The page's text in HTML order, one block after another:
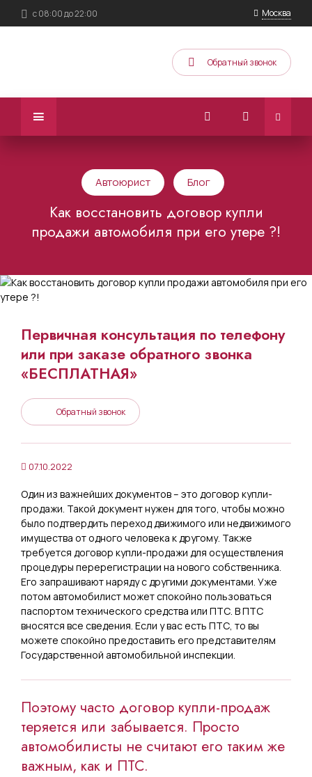
с 08:00 до 22:00 Москва
Обратный звонок
Автоюрист Блог
Как восстановить договор купли
продажи автомобиля при его утере ?!
Первичная консультация по телефону
или при заказе обратного звонка
«БЕСПЛАТНАЯ»
Обратный звонок
07.10.2022
Один из важнейших документов – это договор купли-
продажи. Такой документ нужен для того, чтобы можно
было подтвердить переход движимого или недвижимого
имущества от одного человека к другому. Также
требуется договор купли-продажи для осуществления
процедуры перерегистрации на нового собственника.
Его запрашивают наряду с другими документами. Уже
потом автомобилист может спокойно пользоваться
паспортом технического средства или ПТС. В ПТС
вносятся все сведения. Если у вас есть ПТС, то вы
можете спокойно предоставить его представителям
Государственной автомобильной инспекции.
Поэтому часто договор купли-продаж
теряется или забывается. Просто
автомобилисты не считают его таким же
важным, как и ПТС.